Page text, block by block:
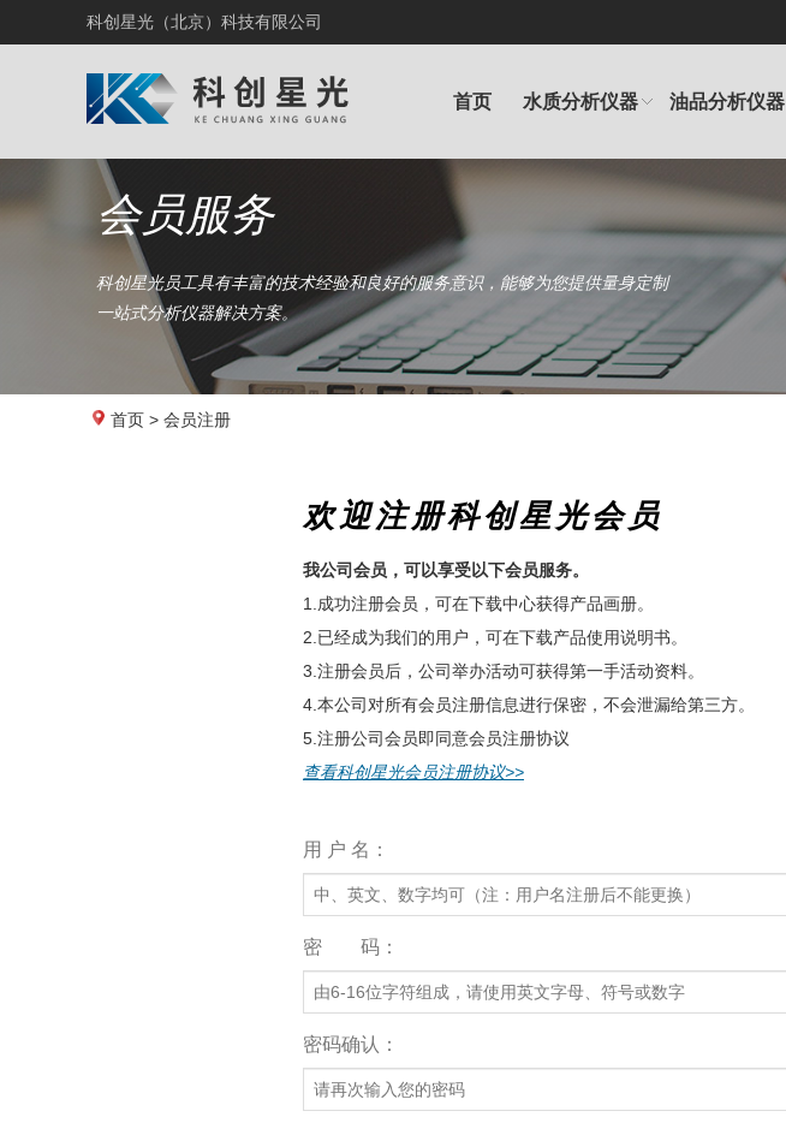
科创星光（北京）科技有限公司
首页 水质分析仪器 油品分析仪器
会员服务
科创星光员工具有丰富的技术经验和良好的服务意识，能够为您提供量身定制
一站式分析仪器解决方案。
首页 > 会员注册
欢迎注册科创星光会员
我公司会员，可以享受以下会员服务。
1.成功注册会员，可在下载中心获得产品画册。
2.已经成为我们的用户，可在下载产品使用说明书。
3.注册会员后，公司举办活动可获得第一手活动资料。
4.本公司对所有会员注册信息进行保密，不会泄漏给第三方。
5.注册公司会员即同意会员注册协议
查看科创星光会员注册协议>>
用 户 名：
密 码：
密码确认：